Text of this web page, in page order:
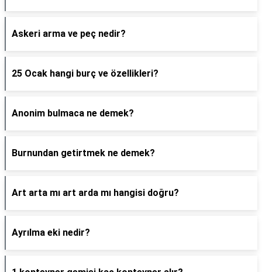
Askeri arma ve peç nedir?
25 Ocak hangi burç ve özellikleri?
Anonim bulmaca ne demek?
Burnundan getirtmek ne demek?
Art arta mı art arda mı hangisi doğru?
Ayrılma eki nedir?